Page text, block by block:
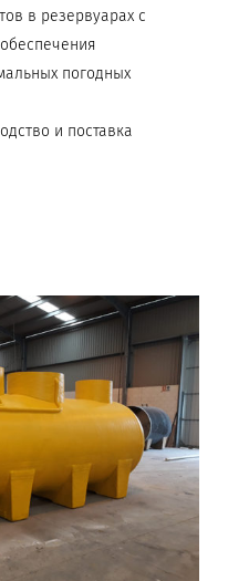
в резервуарах с
погодных
и поставка